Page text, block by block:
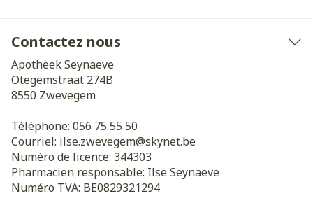
Contactez nous
Apotheek Seynaeve
Otegemstraat 274B
8550 Zwevegem
Téléphone: 056 75 55 50
Courriel: ilse.zwevegem@skynet.be
Numéro de licence: 344303
Pharmacien responsable: Ilse Seynaeve
Numéro TVA: BE0829321294